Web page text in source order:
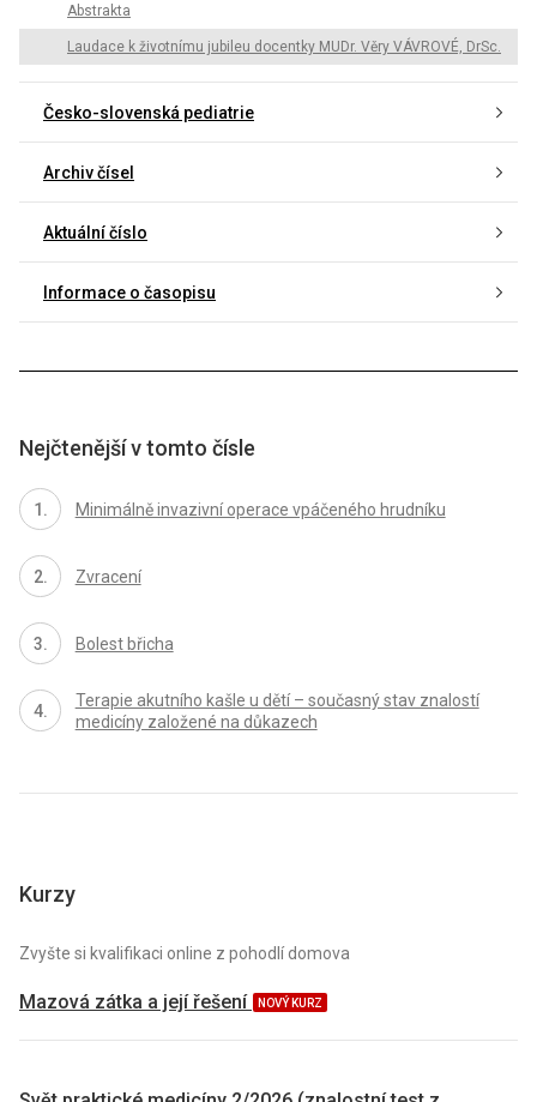
Abstrakta
Laudace k životnímu jubileu docentky MUDr. Věry VÁVROVÉ, DrSc.
Česko-slovenská pediatrie
Archiv čísel
Aktuální číslo
Informace o časopisu
Nejčtenější v tomto čísle
Minimálně invazivní operace vpáčeného hrudníku
Zvracení
Bolest břicha
Terapie akutního kašle u dětí – současný stav znalostí
medicíny založené na důkazech
Kurzy
Zvyšte si kvalifikaci online z pohodlí domova
Mazová zátka a její řešení NOVÝ KURZ